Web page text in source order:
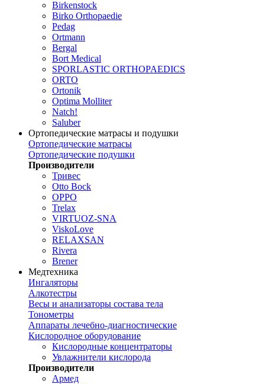
Birkenstock
Birko Orthopaedie
Pedag
Ortmann
Bergal
Bort Medical
SPORLASTIC ORTHOPAEDICS
ORTO
Ortonik
Optima Molliter
Natch!
Saluber
Ортопедические матрасы и подушки
Ортопедические матрасы
Ортопедические подушки
Производители
Тривес
Otto Bock
OPPO
Trelax
VIRTUOZ-SNA
ViskoLove
RELAXSAN
Rivera
Brener
Медтехника
Ингаляторы
Алкотестры
Весы и анализаторы состава тела
Тонометры
Аппараты лечебно-диагностические
Кислородное оборудование
Кислородные концентраторы
Увлажнители кислорода
Производители
Армед